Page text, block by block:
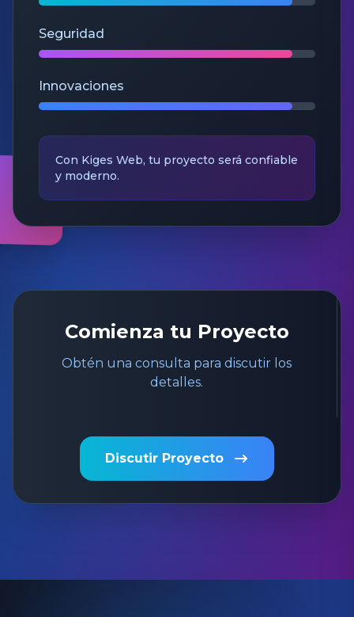
Seguridad
Innovaciones
Con Kiges Web, tu proyecto será confiable
y moderno.
Comienza tu Proyecto
Obtén una consulta para discutir los
detalles.
Discutir Proyecto